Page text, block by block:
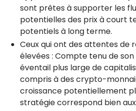
sont prêtes à supporter les
potentielles des prix à court
potentiels à long terme.
Ceux qui ont des attentes de
élevées : Compte tenu de
éventail plus large de
compris à des crypto-
croissance potentiellement
stratégie correspond bien